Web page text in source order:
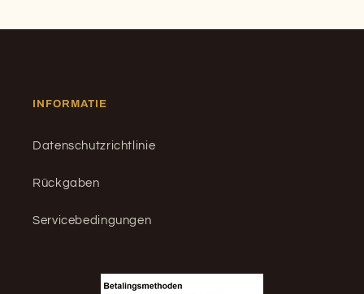
INFORMATIE
Datenschutzrichtlinie
Rückgaben
Servicebedingungen